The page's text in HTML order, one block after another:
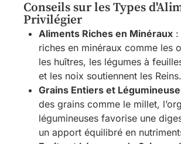
Conseils sur les Types
Privilégier
Aliments Riches en Minéraux :
riches en minéraux comme les
les huîtres, les légumes à
et les noix soutiennent les Reins.
Grains Entiers et
des grains comme le millet,
légumineuses favorise une
un apport équilibré en